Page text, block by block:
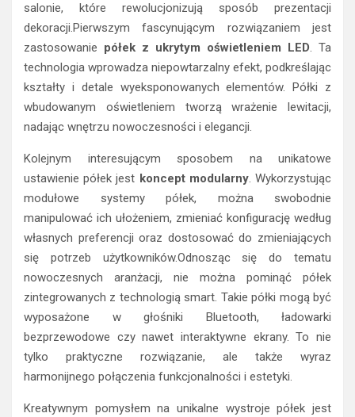
salonie, które rewolucjonizują sposób prezentacji
dekoracji.Pierwszym fascynującym rozwiązaniem jest
zastosowanie półek z ukrytym oświetleniem LED. Ta
technologia wprowadza niepowtarzalny efekt, podkreślając
kształty i detale wyeksponowanych elementów. Półki z
wbudowanym oświetleniem tworzą wrażenie lewitacji,
nadając wnętrzu nowoczesności i elegancji.
Kolejnym interesującym sposobem na unikatowe
ustawienie półek jest koncept modularny. Wykorzystując
modułowe systemy półek, można swobodnie
manipulować ich ułożeniem, zmieniać konfigurację według
własnych preferencji oraz dostosować do zmieniających
się potrzeb użytkowników.Odnosząc się do tematu
nowoczesnych aranżacji, nie można pominąć półek
zintegrowanych z technologią smart. Takie półki mogą być
wyposażone w głośniki Bluetooth, ładowarki
bezprzewodowe czy nawet interaktywne ekrany. To nie
tylko praktyczne rozwiązanie, ale także wyraz
harmonijnego połączenia funkcjonalności i estetyki.
Kreatywnym pomysłem na unikalne wystroje półek jest